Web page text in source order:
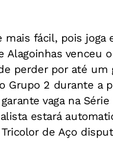
fácil, pois joga
venceu
perder por até um
Grupo 2 durante a
vaga na Série
estará
de Aço